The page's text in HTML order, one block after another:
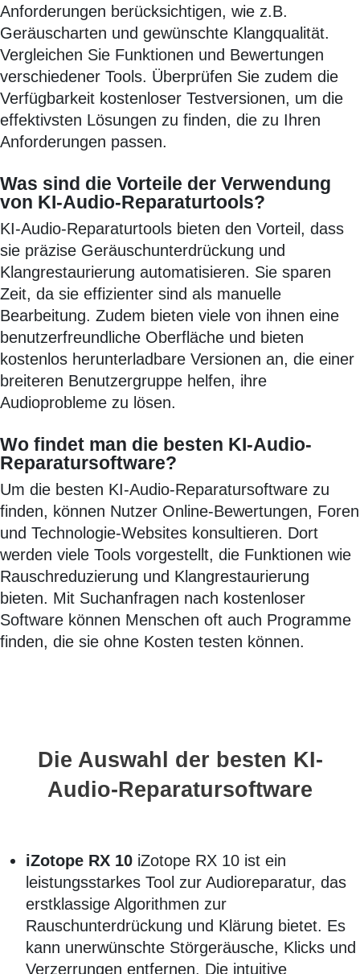
Anforderungen berücksichtigen, wie z.B.
Geräuscharten und gewünschte Klangqualität.
Vergleichen Sie Funktionen und Bewertungen
verschiedener Tools. Überprüfen Sie zudem die
Verfügbarkeit kostenloser Testversionen, um die
effektivsten Lösungen zu finden, die zu Ihren
Anforderungen passen.
Was sind die Vorteile der Verwendung
von KI-Audio-Reparaturtools?
KI-Audio-Reparaturtools bieten den Vorteil, dass
sie präzise Geräuschunterdrückung und
Klangrestaurierung automatisieren. Sie sparen
Zeit, da sie effizienter sind als manuelle
Bearbeitung. Zudem bieten viele von ihnen eine
benutzerfreundliche Oberfläche und bieten
kostenlos herunterladbare Versionen an, die einer
breiteren Benutzergruppe helfen, ihre
Audioprobleme zu lösen.
Wo findet man die besten KI-Audio-
Reparatursoftware?
Um die besten KI-Audio-Reparatursoftware zu
finden, können Nutzer Online-Bewertungen, Foren
und Technologie-Websites konsultieren. Dort
werden viele Tools vorgestellt, die Funktionen wie
Rauschreduzierung und Klangrestaurierung
bieten. Mit Suchanfragen nach kostenloser
Software können Menschen oft auch Programme
finden, die sie ohne Kosten testen können.
Die Auswahl der besten KI-
Audio-Reparatursoftware
iZotope RX 10 iZotope RX 10 ist ein
leistungsstarkes Tool zur Audioreparatur, das
erstklassige Algorithmen zur
Rauschunterdrückung und Klärung bietet. Es
kann unerwünschte Störgeräusche, Klicks und
Verzerrungen entfernen. Die intuitive